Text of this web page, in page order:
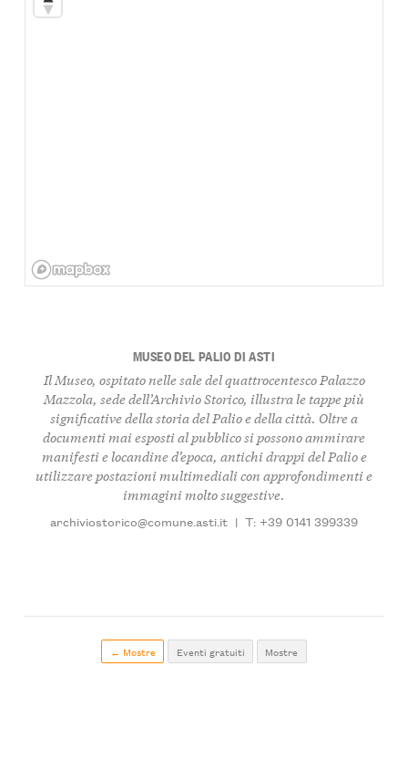
MUSEO DEL PALIO DI ASTI
Il Museo, ospitato nelle sale del quattrocentesco Palazzo
Mazzola, sede dell’Archivio Storico, illustra le tappe più
significative della storia del Palio e della città. Oltre a
documenti mai esposti al pubblico si possono ammirare
manifesti e locandine d’epoca, antichi drappi del Palio e
utilizzare postazioni multimediali con approfondimenti e
immagini molto suggestive.
archiviostorico@comune.asti.it | T: +39 0141 399339
← Mostre Eventi gratuiti Mostre